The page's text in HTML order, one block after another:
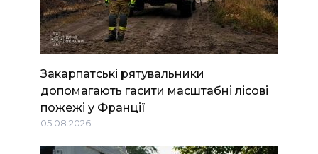
Закарпатські рятувальники
допомагають гасити масштабні лісові
пожежі у Франції
05.08.2026